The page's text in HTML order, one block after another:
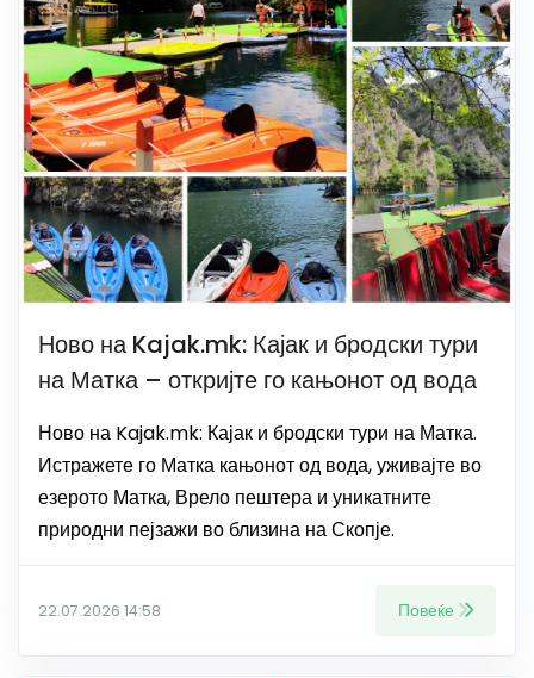
Ново на Kajak.mk: Кајак и бродски тури
на Матка – откријте го кањонот од вода
Ново на Kajak.mk: Кајак и бродски тури на Матка.
Истражете го Матка кањонот од вода, уживајте во
езерото Матка, Врело пештера и уникатните
природни пејзажи во близина на Скопје.
22.07.2026 14:58 Повеќе